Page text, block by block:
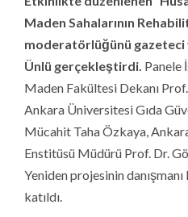
Maden Sahalarının
moderatörlüğünü gazeteci
Ünlü gerçekleştirdi. Panele
Maden Fakültesi Dekanı
Ankara Üniversitesi Gıda
Mücahit Taha Özkaya,
Enstitüsü Müdürü Prof. Dr.
Yeniden projesinin
katıldı.